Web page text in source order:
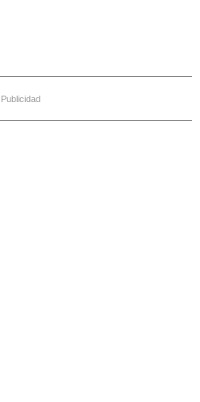
Publicidad